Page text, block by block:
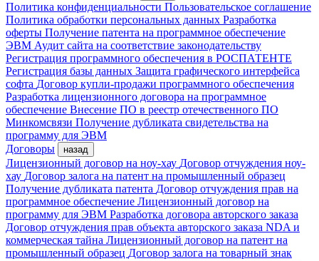
Политика конфиденциальности Пользовательское соглашение
Политика обработки персональных данных Разработка
оферты Получение патента на программное обеспечение
ЭВМ Аудит сайта на соответствие законодательству
Регистрация программного обеспечения в РОСПАТЕНТЕ
Регистрация базы данных Защита графического интерфейса
софта Договор купли-продажи программного обеспечения
Разработка лицензионного договора на программное
обеспечение Внесение ПО в реестр отечественного ПО
Минкомсвязи Получение дубликата свидетельства на
программу для ЭВМ
Договоры
назад
Лицензионный договор на ноу-хау Договор отчуждения ноу-
хау Договор залога на патент на промышленный образец
Получение дубликата патента Договор отчуждения прав на
программное обеспечение Лицензионный договор на
программу для ЭВМ Разработка договора авторского заказа
Договор отчуждения прав объекта авторского заказа NDA и
коммерческая тайна Лицензионный договор на патент на
промышленный образец Договор залога на товарный знак